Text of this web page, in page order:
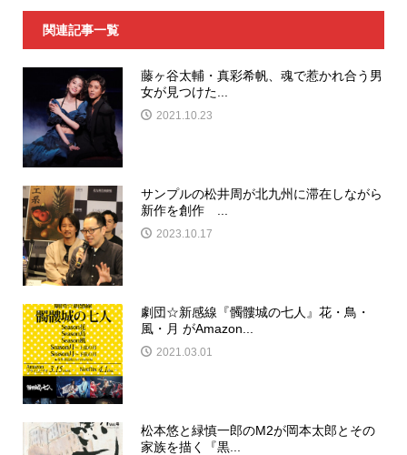
関連記事一覧
藤ヶ谷太輔・真彩希帆、魂で惹かれ合う男
女が見つけた...
2021.10.23
サンプルの松井周が北九州に滞在しながら
新作を創作 ...
2023.10.17
劇団☆新感線『髑髏城の七人』花・鳥・
風・月 がAmazon...
2021.03.01
松本悠と緑慎一郎のM2が岡本太郎とその
家族を描く『黒...